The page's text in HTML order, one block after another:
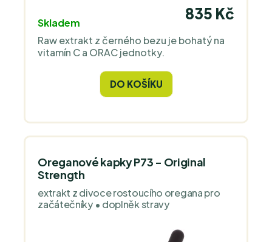
Skladem
835 Kč
Raw extrakt z černého bezu je bohatý na
vitamín C a ORAC jednotky.
DO KOŠÍKU
Oreganové kapky P73 - Original
Strength
extrakt z divoce rostoucího oregana pro
začátečníky • doplněk stravy